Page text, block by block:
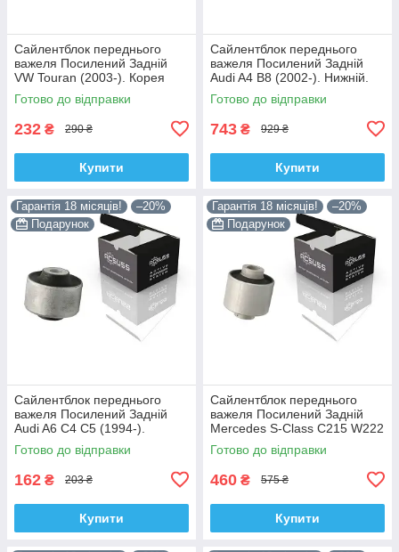
Сайлентблок переднього
важеля Посилений Задній
VW Touran (2003-). Корея
ACSUSS! 34559 , JBU602 ,
VKDS331037
Готово до відправки
232 ₴ 290 ₴
Купити
Сайлентблок переднього
важеля Посилений Задній
Audi A4 B8 (2002-). Нижній.
Корея ACSUSS! 4H0407183 ,
TD1247W , VKDS331074
Готово до відправки
743 ₴ 929 ₴
Купити
Гарантія 18 місяців!
–20%
Подарунок
Сайлентблок переднього
важеля Посилений Задній
Audi A6 C4 C5 (1994-).
Верхній. Корея ACSUSS!
35379 , JBU138 , TD1062W
Готово до відправки
162 ₴ 203 ₴
Купити
Гарантія 18 місяців!
–20%
Подарунок
Сайлентблок переднього
важеля Посилений Задній
Mercedes S-Class C215 W222
W220 V220 (1998-). Корея
ACSUSS! 28744 , TD4208W ,
Готово до відправки
460 ₴ 575 ₴
Купити